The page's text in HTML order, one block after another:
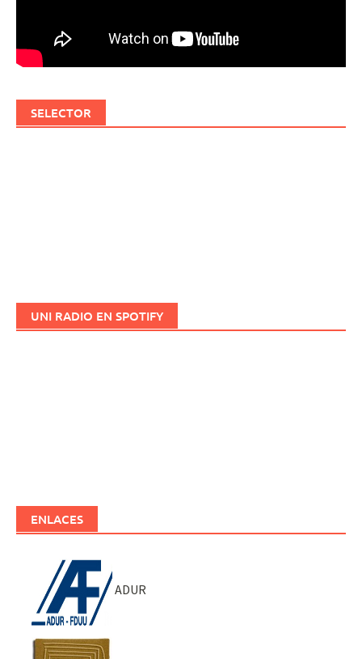
SELECTOR
UNI RADIO EN SPOTIFY
ENLACES
ADUR